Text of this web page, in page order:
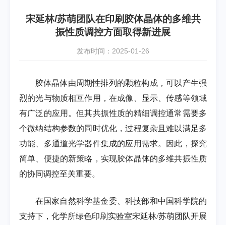
宋延林/苏萌团队在印刷胶体晶体的多维共
振性质调控方面取得新进展
发布时间：2025-01-26
胶体晶体由周期性排列的颗粒构成，可以产生强
烈的光与物质相互作用，在成像、显示、传感等领域
有广泛的应用。但其共振性质的精细调控通常需要多
个微纳结构参数的同时优化，过程复杂且难以满足多
功能、多通道光学器件集成的应用需求。因此，探究
简单、便捷的新策略，实现胶体晶体的多维共振性质
的协同调控至关重要。
在国家自然科学基金委、科技部和中国科学院的
支持下，化学所绿色印刷实验室宋延林/苏萌团队开展